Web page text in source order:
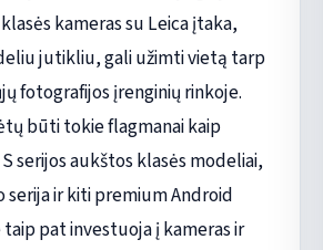
kameras su Leica įtaka,
jutikliu, gali užimti vietą tarp
fotografijos įrenginių rinkoje.
būti tokie flagmanai kaip
serijos aukštos klasės modeliai,
serija ir kiti premium Android
pat investuoja į kameras ir